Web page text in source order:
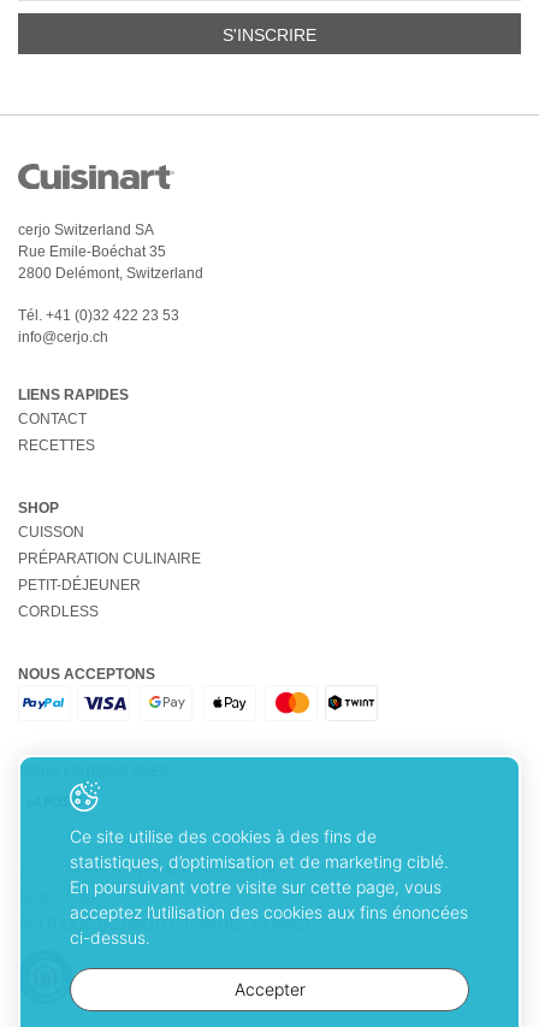
S'INSCRIRE
cerjo Switzerland SA
Rue Emile-Boéchat 35
2800 Delémont, Switzerland
Tél. +41 (0)32 422 23 53
info@cerjo.ch
LIENS RAPIDES
CONTACT
RECETTES
SHOP
CUISSON
PRÉPARATION CULINAIRE
PETIT-DÉJEUNER
CORDLESS
NOUS ACCEPTONS
CONDITIONS GÉNÉRALES DE VENTE
GARANTIE
POLITIQUE DE PROTECTION DES DONNÉES
Ce site utilise des cookies à des fins de
statistiques, d’optimisation et de marketing ciblé.
En poursuivant votre visite sur cette page, vous
acceptez l’utilisation des cookies aux fins énoncées
ci-dessus.
Accepter